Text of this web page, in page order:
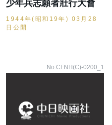
少年兵志願者壯行大會
1944年(昭和19年) 03月28
日公開
No.CFNH(C)-0200_1